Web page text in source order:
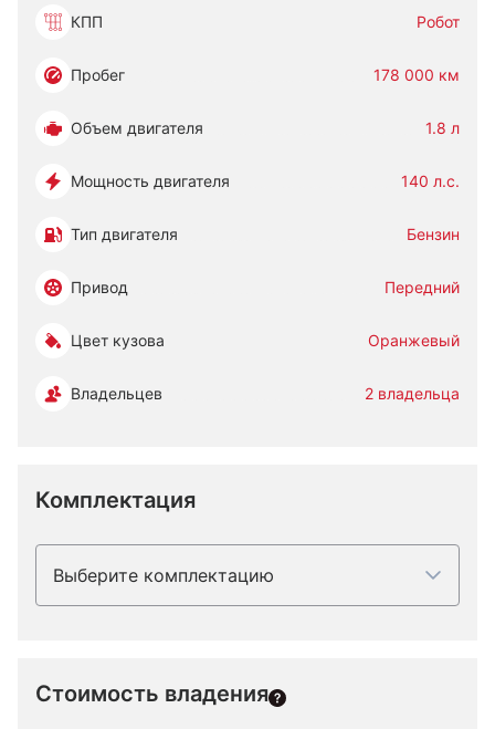
КПП Робот
Пробег 178 000 км
Объем двигателя 1.8 л
Мощность двигателя 140 л.с.
Тип двигателя Бензин
Привод Передний
Цвет кузова Оранжевый
Владельцев 2 владельца
Комплектация
Выберите комплектацию
Стоимость владения